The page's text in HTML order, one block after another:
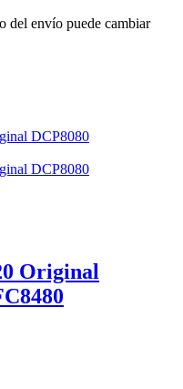
del envío puede cambiar
Original